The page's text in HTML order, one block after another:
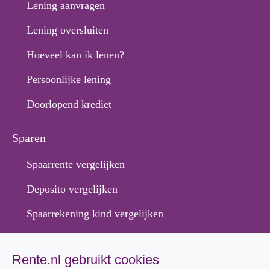
Lening aanvragen
Lening oversluiten
Hoeveel kan ik lenen?
Persoonlijke lening
Doorlopend krediet
Sparen
Spaarrente vergelijken
Deposito vergelijken
Spaarrekening kind vergelijken
Rente.nl gebruikt cookies